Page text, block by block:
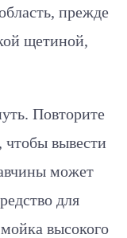
прежде
щетиной,
Повторите
чтобы вывести
может
для
высокого